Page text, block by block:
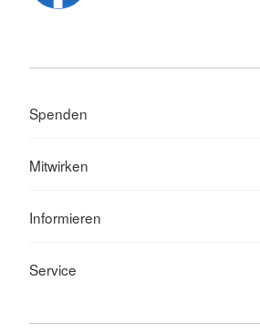
Spenden
Mitwirken
Informieren
Service